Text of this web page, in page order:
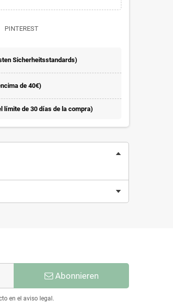
PINTEREST
Sicherheitsstandards)
de 40€)
límite de 30 días de la compra)
Abonnieren
en el aviso legal.